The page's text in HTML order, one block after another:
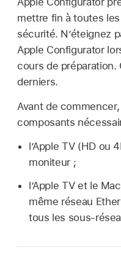
mettre fin à toutes
sécurité. N’éteignez
Apple Configurator
cours de préparation.
derniers.
Avant de
composants
l’Apple TV(HD ou
moniteur ;
l’Apple TVet le
même réseau
tous les sous-